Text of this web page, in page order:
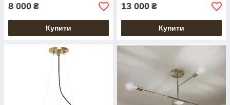
8 000 ₴
Купити
13 000 ₴
Купити